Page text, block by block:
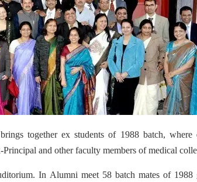
together ex students of 1988 batch, where
and other faculty members of medical
In Alumni meet 58 batch mates of 1988